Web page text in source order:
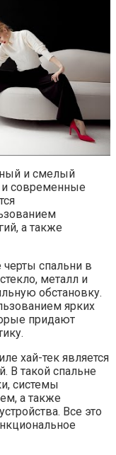
и смелый
и современные
а также
черты спальни в
металл и
обстановку.
ярких
придают
хай-тек является
В такой спальне
системы
а также
Все это